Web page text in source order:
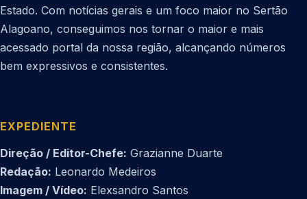
Estado. Com notícias gerais e um foco maior no Sertão
Alagoano, conseguimos nos tornar o maior e mais
acessado portal da nossa região, alcançando números
bem expressivos e consistentes.
EXPEDIENTE
Direção / Editor-Chefe: Grazianne Duarte
Redação: Leonardo Medeiros
Imagem / Vídeo: Elexsandro Santos